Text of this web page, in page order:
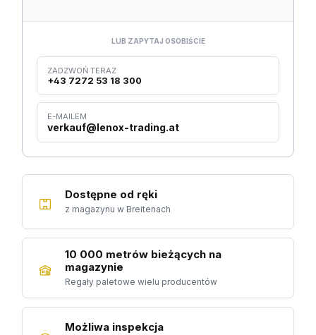
LUB ZAPYTAJ OSOBIŚCIE
ZADZWOŃ TERAZ
+43 7272 53 18 300
E-MAILEM
verkauf@lenox-trading.at
Dostępne od ręki
z magazynu w Breitenach
10 000 metrów bieżących na
magazynie
Regały paletowe wielu producentów
Możliwa inspekcja